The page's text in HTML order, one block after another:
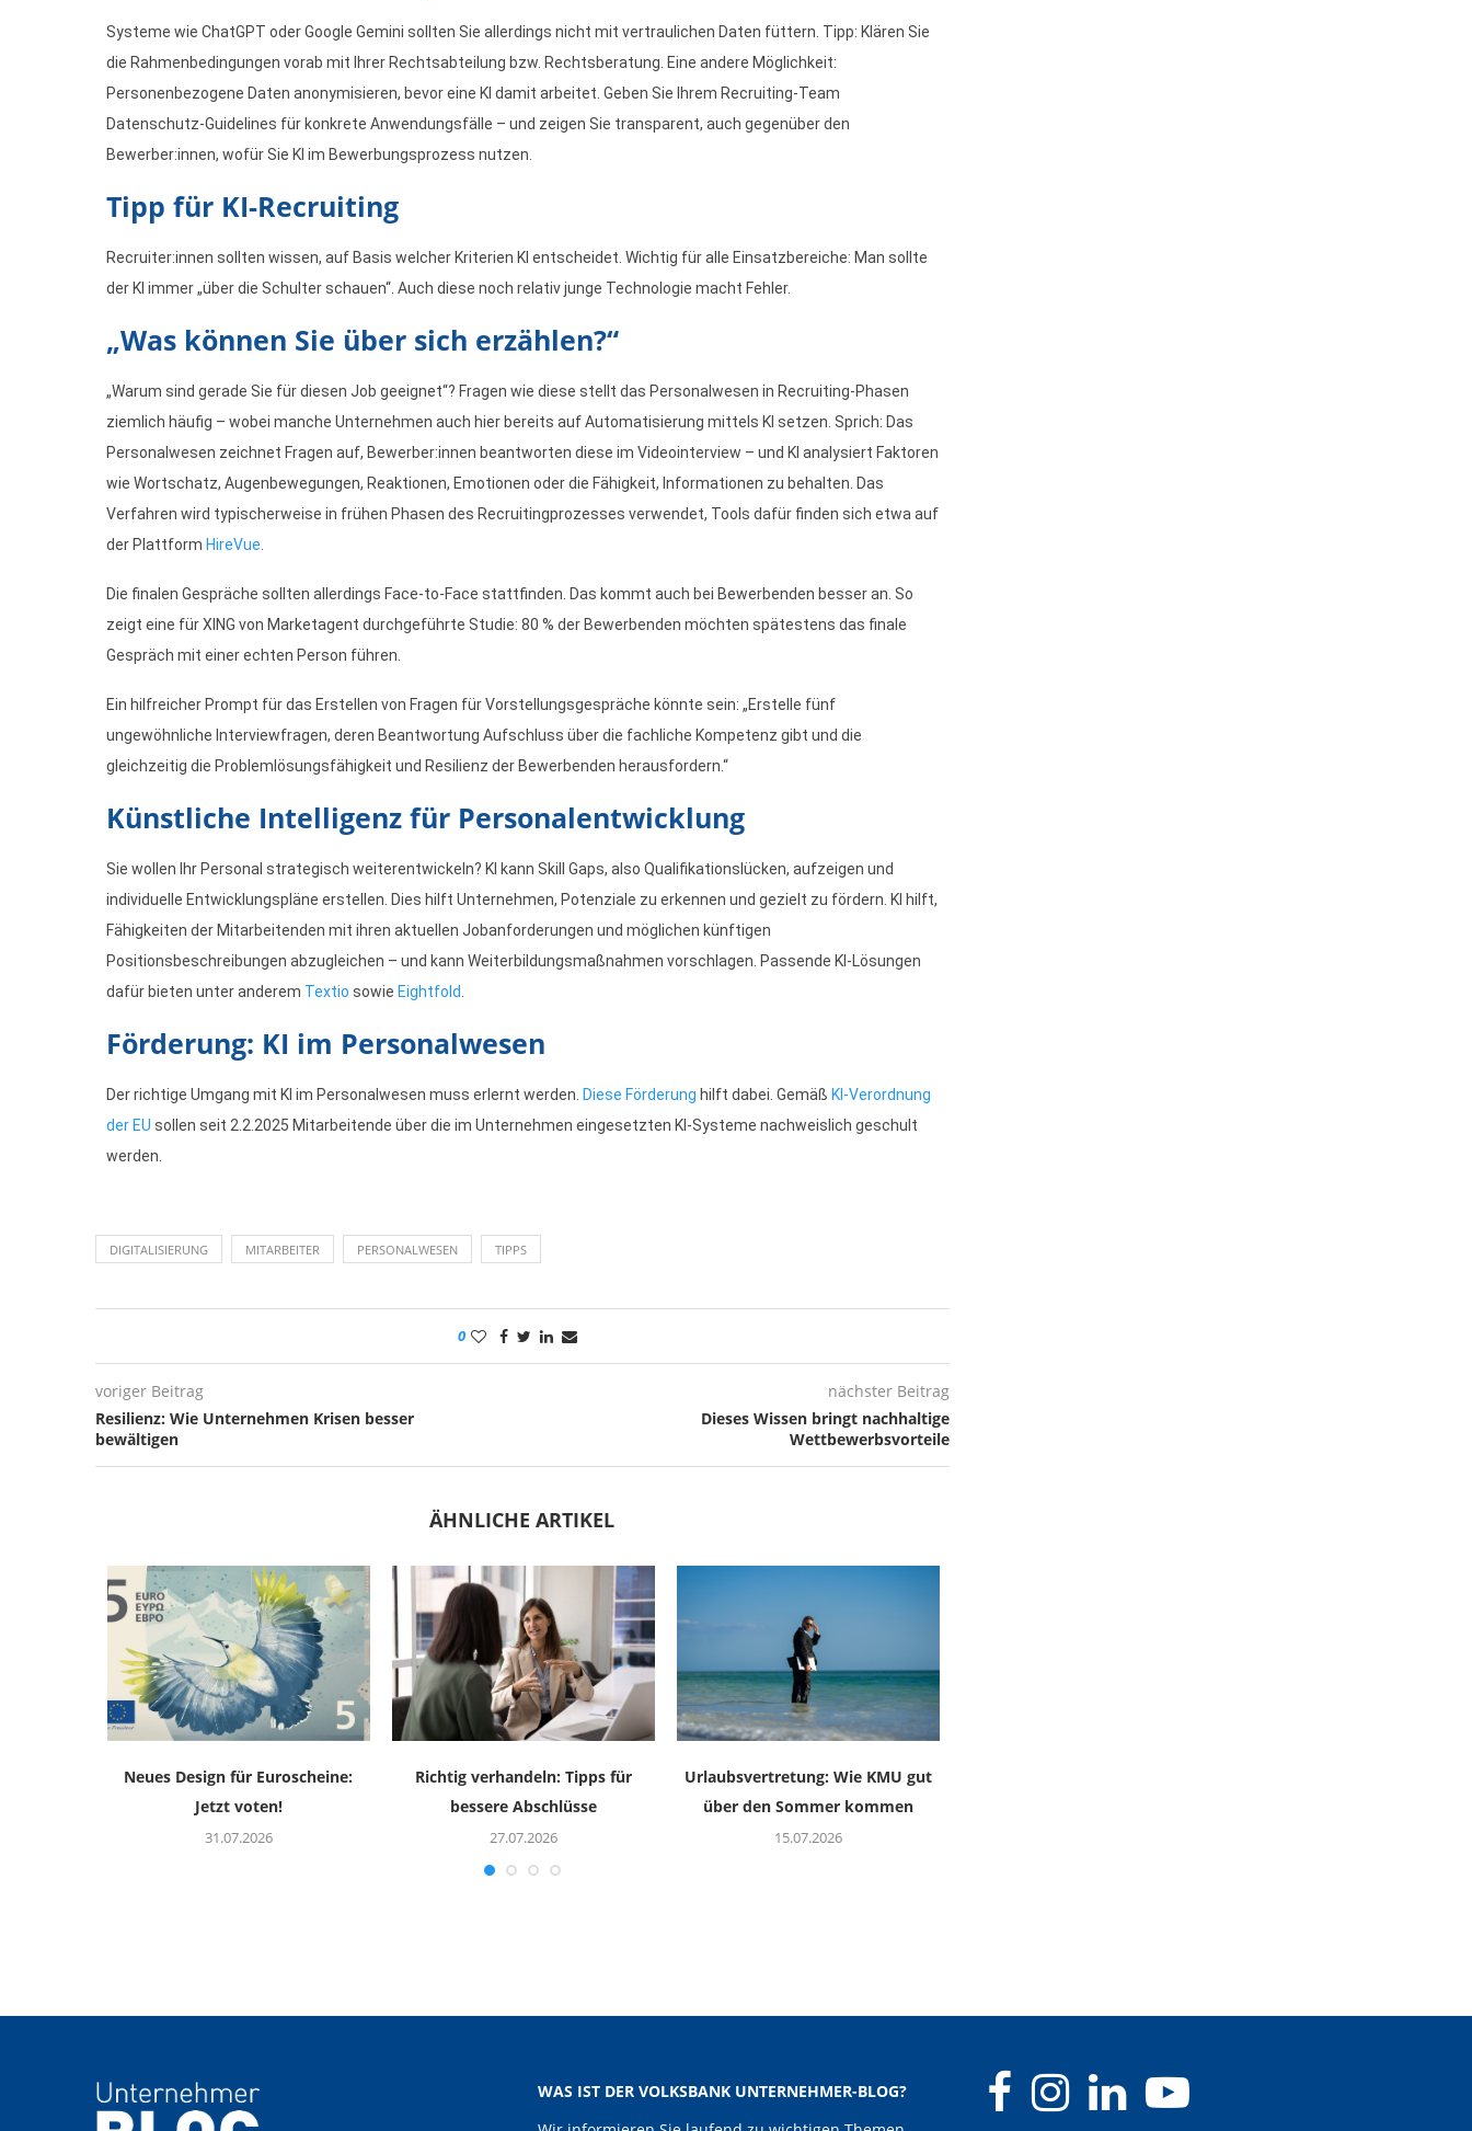
Systeme wie ChatGPT oder Google Gemini sollten Sie allerdings nicht mit vertraulichen Daten füttern. Tipp: Klären Sie
die Rahmenbedingungen vorab mit Ihrer Rechtsabteilung bzw. Rechtsberatung. Eine andere Möglichkeit:
Personenbezogene Daten anonymisieren, bevor eine KI damit arbeitet. Geben Sie Ihrem Recruiting-Team
Datenschutz-Guidelines für konkrete Anwendungsfälle – und zeigen Sie transparent, auch gegenüber den
Bewerber:innen, wofür Sie KI im Bewerbungsprozess nutzen.
Tipp für KI-Recruiting
Recruiter:innen sollten wissen, auf Basis welcher Kriterien KI entscheidet. Wichtig für alle Einsatzbereiche: Man sollte
der KI immer „über die Schulter schauen“. Auch diese noch relativ junge Technologie macht Fehler.
„Was können Sie über sich erzählen?“
„Warum sind gerade Sie für diesen Job geeignet“? Fragen wie diese stellt das Personalwesen in Recruiting-Phasen
ziemlich häufig – wobei manche Unternehmen auch hier bereits auf Automatisierung mittels KI setzen. Sprich: Das
Personalwesen zeichnet Fragen auf, Bewerber:innen beantworten diese im Videointerview – und KI analysiert Faktoren
wie Wortschatz, Augenbewegungen, Reaktionen, Emotionen oder die Fähigkeit, Informationen zu behalten. Das
Verfahren wird typischerweise in frühen Phasen des Recruitingprozesses verwendet, Tools dafür finden sich etwa auf
der Plattform HireVue
Die finalen Gespräche sollten allerdings Face-to-Face stattfinden. Das kommt auch bei Bewerbenden besser an. So
zeigt eine für XING von Marketagent durchgeführte Studie: 80 % der Bewerbenden möchten spätestens das finale
Gespräch mit einer echten Person führen.
Ein hilfreicher Prompt für das Erstellen von Fragen für Vorstellungsgespräche könnte sein: „Erstelle fünf
ungewöhnliche Interviewfragen, deren Beantwortung Aufschluss über die fachliche Kompetenz gibt und die
gleichzeitig die Problemlösungsfähigkeit und Resilienz der Bewerbenden herausfordern.“
Künstliche Intelligenz für Personalentwicklung
Sie wollen Ihr Personal strategisch weiterentwickeln? KI kann Skill Gaps, also Qualifikationslücken, aufzeigen und
individuelle Entwicklungspläne erstellen. Dies hilft Unternehmen, Potenziale zu erkennen und gezielt zu fördern. KI hilft,
Fähigkeiten der Mitarbeitenden mit ihren aktuellen Jobanforderungen und möglichen künftigen
Positionsbeschreibungen abzugleichen – und kann Weiterbildungsmaßnahmen vorschlagen. Passende KI-Lösungen
dafür bieten unter anderem Textio sowie Eightfold
Förderung: KI im Personalwesen
Der richtige Umgang mit KI im Personalwesen muss erlernt werden. Diese Förderung hilft dabei. Gemäß KI-Verordnung
der EU sollen seit 2.2.2025 Mitarbeitende über die im Unternehmen eingesetzten KI-Systeme nachweislich geschult
werden.
DIGITALISIERUNG MITARBEITER PERSONALWESEN TIPPS
0
voriger Beitrag
Resilienz: Wie Unternehmen Krisen besser
bewältigen
nächster Beitrag
Dieses Wissen bringt nachhaltige
Wettbewerbsvorteile
ÄHNLICHE ARTIKEL
Neues Design für Euroscheine:
Jetzt voten!
31.07.2026
Richtig verhandeln: Tipps für
bessere Abschlüsse
27.07.2026
Urlaubsvertretung: Wie KMU gut
über den Sommer kommen
15.07.2026
WAS IST DER VOLKSBANK UNTERNEHMER-BLOG?